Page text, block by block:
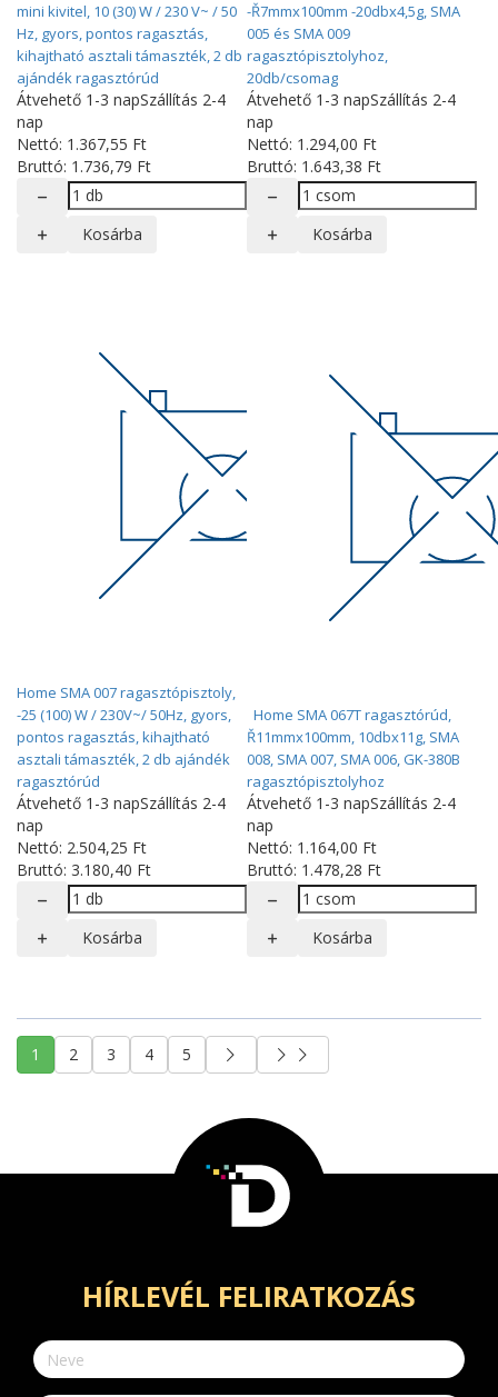
mini kivitel, 10 (30) W / 230 V~ / 50
Hz, gyors, pontos ragasztás,
kihajtható asztali támaszték, 2 db
ajándék ragasztórúd
Átvehető 1-3 napSzállítás 2-4
nap
Nettó: 1.367,55 Ft
Bruttó: 1.736,79 Ft
Kosárba
-Ř7mmx100mm -20dbx4,5g, SMA
005 és SMA 009
ragasztópisztolyhoz,
20db/csomag
Átvehető 1-3 napSzállítás 2-4
nap
Nettó: 1.294,00 Ft
Bruttó: 1.643,38 Ft
Kosárba
Home SMA 007 ragasztópisztoly,
-25 (100) W / 230V~/ 50Hz, gyors,
pontos ragasztás, kihajtható
asztali támaszték, 2 db ajándék
ragasztórúd
Átvehető 1-3 napSzállítás 2-4
nap
Nettó: 2.504,25 Ft
Bruttó: 3.180,40 Ft
Kosárba
Home SMA 067T ragasztórúd,
Ř11mmx100mm, 10dbx11g, SMA
008, SMA 007, SMA 006, GK-380B
ragasztópisztolyhoz
Átvehető 1-3 napSzállítás 2-4
nap
Nettó: 1.164,00 Ft
Bruttó: 1.478,28 Ft
Kosárba
1 2 3 4 5
HÍRLEVÉL FELIRATKOZÁS